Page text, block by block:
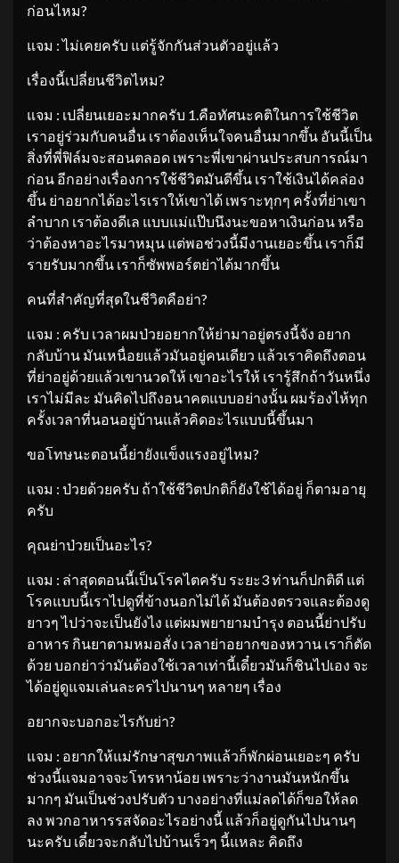
ก่อนไหม?
แจม : ไม่เคยครับ แต่รู้จักกันส่วนตัวอยู่แล้ว
เรื่องนี้เปลี่ยนชีวิตไหม?
แจม : เปลี่ยนเยอะมากครับ 1.คือทัศนะคติในการใช้ชีวิต
เราอยู่ร่วมกับคนอื่น เราต้องเห็นใจคนอื่นมากขึ้น อันนี้เป็น
สิ่งที่พี่ฟิล์มจะสอนตลอด เพราะพี่เขาผ่านประสบการณ์มา
ก่อน อีกอย่างเรื่องการใช้ชีวิตมันดีขึ้น เราใช้เงินได้คล่อง
ขึ้น ย่าอยากได้อะไรเราให้เขาได้ เพราะทุกๆ ครั้งที่ย่าเขา
ลำบาก เราต้องดีเล แบบแม่แป๊บนึงนะขอหาเงินก่อน หรือ
ว่าต้องหาอะไรมาหมุน แต่พอช่วงนี้มีงานเยอะขึ้น เราก็มี
รายรับมากขึ้น เราก็ซัพพอร์ตย่าได้มากขึ้น
คนที่สำคัญที่สุดในชีวิตคือย่า?
แจม : ครับ เวลาผมป่วยอยากให้ย่ามาอยู่ตรงนี้จัง อยาก
กลับบ้าน มันเหนื่อยแล้วมันอยู่คนเดียว แล้วเราคิดถึงตอน
ที่ย่าอยู่ด้วยแล้วเขานวดให้ เขาอะไรให้ เรารู้สึกถ้าวันหนึ่ง
เราไม่มีละ มันคิดไปถึงอนาคตแบบอย่างนั้น ผมร้องไห้ทุก
ครั้งเวลาที่นอนอยู่บ้านแล้วคิดอะไรแบบนี้ขึ้นมา
ขอโทษนะตอนนี้ย่ายังแข็งแรงอยู่ไหม?
แจม : ป่วยด้วยครับ ถ้าใช้ชีวิตปกติก็ยังใช้ได้อยู่ ก็ตามอายุ
ครับ
คุณย่าป่วยเป็นอะไร?
แจม : ล่าสุดตอนนี้เป็นโรคไตครับ ระยะ3 ท่านก็ปกติดี แต่
โรคแบบนี้เราไปดูที่ข้างนอกไม่ได้ มันต้องตรวจและต้องดู
ยาวๆ ไปว่าจะเป็นยังไง แต่ผมพยายามบำรุง ตอนนี้ย่าปรับ
อาหาร กินยาตามหมอสั่ง เวลาย่าอยากของหวาน เราก็ตัด
ด้วย บอกย่าว่ามันต้องใช้เวลาเท่านี้เดี๋ยวมันก็ชินไปเอง จะ
ได้อยู่ดูแจมเล่นละครไปนานๆ หลายๆ เรื่อง
อยากจะบอกอะไรกับย่า?
แจม : อยากให้แม่รักษาสุขภาพแล้วก็พักผ่อนเยอะๆ ครับ
ช่วงนี้แจมอาจจะโทรหาน้อย เพราะว่างานมันหนักขึ้น
มากๆ มันเป็นช่วงปรับตัว บางอย่างที่แม่ลดได้ก็ขอให้ลด
ลง พวกอาหารรสจัดอะไรอย่างนี้ แล้วก็อยู่ดูกันไปนานๆ
นะครับ เดี๋ยวจะกลับไปบ้านเร็วๆ นี้แหละ คิดถึง